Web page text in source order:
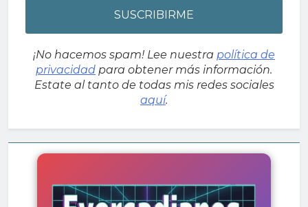
¡No hacemos spam! Lee nuestra política de
privacidad para obtener más información.
Estate al tanto de todas mis redes sociales
aquí.